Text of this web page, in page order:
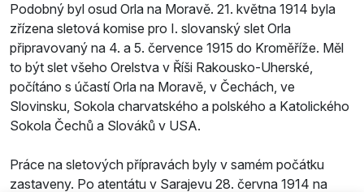
Podobný byl osud Orla na Moravě. 21. května 1914 byla
zřízena sletová komise pro I. slovanský slet Orla
připravovaný na 4. a 5. července 1915 do Kroměříže. Měl
to být slet všeho Orelstva v Říši Rakousko-Uherské,
počítáno s účastí Orla na Moravě, v Čechách, ve
Slovinsku, Sokola charvatského a polského a Katolického
Sokola Čechů a Slováků v USA.
Práce na sletových přípravách byly v samém počátku
zastaveny. Po atentátu v Sarajevu 28. června 1914 na